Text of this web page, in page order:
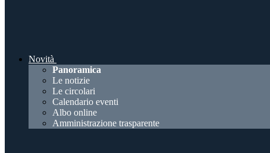
Novità
Panoramica
Le notizie
Le circolari
Calendario eventi
Albo online
Amministrazione trasparente